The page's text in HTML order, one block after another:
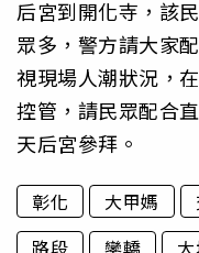
后宮到開化寺，該
眾多，警方請大家
視現場人潮狀況，
控管，請民眾配合
天后宮參拜。
彰化 大甲媽
路段
鑾轎